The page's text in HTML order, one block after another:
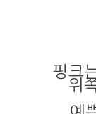
핑크
위